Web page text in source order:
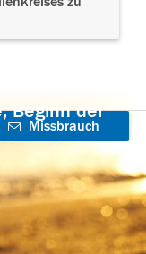
Beginn der
Missbrauch